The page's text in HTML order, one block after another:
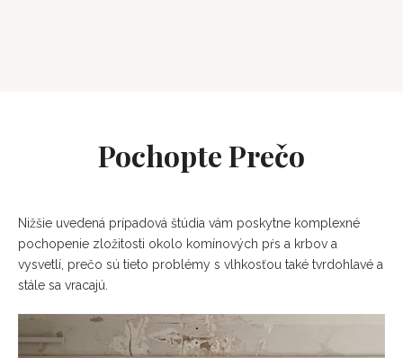
Pochopte Prečo
Nižšie uvedená prípadová štúdia vám poskytne komplexné
pochopenie zložitosti okolo komínových pŕs a krbov a
vysvetlí, prečo sú tieto problémy s vlhkosťou také tvrdohlavé a
stále sa vracajú.